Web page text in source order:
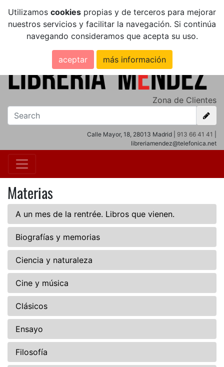
Utilizamos cookies propias y de terceros para mejorar
nuestros servicios y facilitar la navegación. Si continúa
navegando consideramos que acepta su uso.
aceptar más información
Zona de Clientes
Calle Mayor, 18, 28013 Madrid | 913 66 41 41
libreriamendez@telefonica.net
Materias
A un mes de la rentrée. Libros que vienen.
Biografías y memorias
Ciencia y naturaleza
Cine y música
Clásicos
Ensayo
Filosofía